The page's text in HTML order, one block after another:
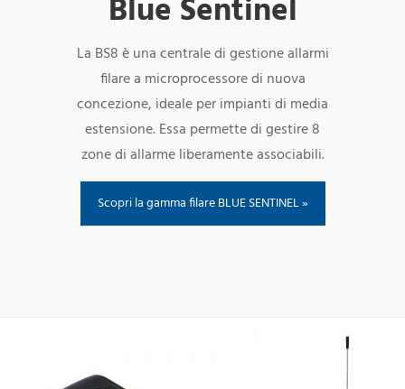
Blue Sentinel
La BS8 è una centrale di gestione allarmi
filare a microprocessore di nuova
concezione, ideale per impianti di media
estensione. Essa permette di gestire 8
zone di allarme liberamente associabili.
Scopri la gamma filare BLUE SENTINEL »